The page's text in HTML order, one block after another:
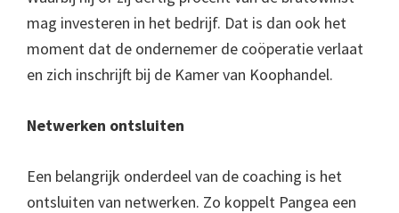
mag investeren in het bedrijf. Dat is dan ook het
moment dat de ondernemer de coöperatie verlaat
en zich inschrijft bij de Kamer van Koophandel.
Netwerken ontsluiten
Een belangrijk onderdeel van de coaching is het
ontsluiten van netwerken. Zo koppelt Pangea een